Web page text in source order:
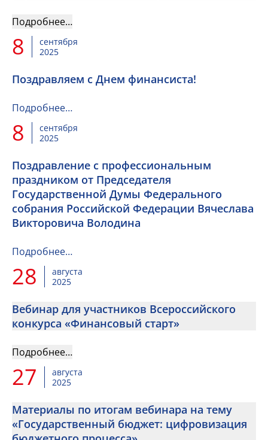
Подробнее…
8
сентября
2025
Поздравляем с Днем финансиста!
Подробнее…
8
сентября
2025
Поздравление с профессиональным
праздником от Председателя
Государственной Думы Федерального
собрания Российской Федерации Вячеслава
Викторовича Володина
Подробнее…
28
августа
2025
Вебинар для участников Всероссийского
конкурса «Финансовый старт»
Подробнее…
27
августа
2025
Материалы по итогам вебинара на тему
«Государственный бюджет: цифровизация